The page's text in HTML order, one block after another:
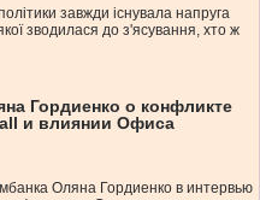
завжди існувала напруга
зводилася до з'ясування, хто ж
Гордиенко о конфликте
и влиянии Офиса
Оляна Гордиенко в интервью